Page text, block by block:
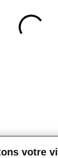
votre